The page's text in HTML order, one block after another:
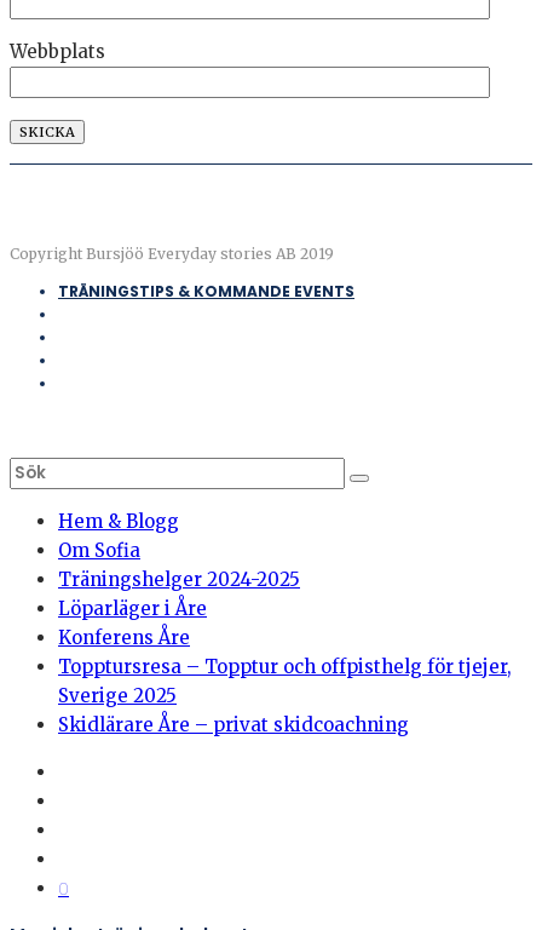
Webbplats
Copyright Bursjöö Everyday stories AB 2019
TRÄNINGSTIPS & KOMMANDE EVENTS
Hem & Blogg
Om Sofia
Träningshelger 2024-2025
Löparläger i Åre
Konferens Åre
Topptursresa – Topptur och offpisthelg för tjejer,
Sverige 2025
Skidlärare Åre – privat skidcoachning
0